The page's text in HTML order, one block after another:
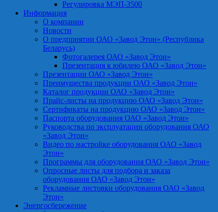
Регулировка МЭП-3500
Информация
О компании
Новости
О предприятии ОАО «Завод Этон» (Республика
Беларусь)
Фотогалерея ОАО «Завод Этон»
Презентация к юбилею ОАО «Завод Этон»
Презентации ОАО «Завод Этон»
Преимущества продукции ОАО «Завод Этон»
Каталог продукции ОАО «Завод Этон»
Прайс-листы на продукцию ОАО «Завод Этон»
Сертификаты на продукцию ОАО «Завод Этон»
Паспорта оборудования ОАО «Завод Этон»
Руководства по эксплуатации оборудования ОАО
«Завод Этон»
Видео по настройке оборудования ОАО «Завод
Этон»
Программы для оборудования ОАО «Завод Этон»
Опросные листы для подбора и заказа
оборудования ОАО «Завод Этон»
Рекламные листовки оборудования ОАО «Завод
Этон»
Энергосбережение